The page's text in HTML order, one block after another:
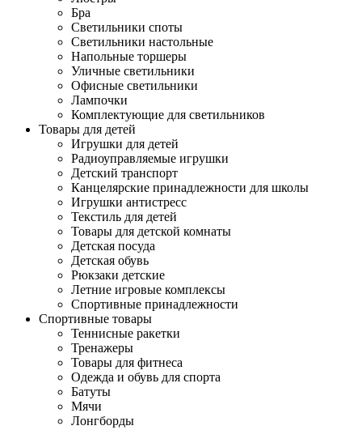
Бра
Светильники споты
Светильники настольные
Напольные торшеры
Уличные светильники
Офисные светильники
Лампочки
Комплектующие для светильников
Товары для детей
Игрушки для детей
Радиоуправляемые игрушки
Детский транспорт
Канцелярские принадлежности для школы
Игрушки антистресс
Текстиль для детей
Товары для детской комнаты
Детская посуда
Детская обувь
Рюкзаки детские
Летние игровые комплексы
Спортивные принадлежности
Спортивные товары
Теннисные ракетки
Тренажеры
Товары для фитнеса
Одежда и обувь для спорта
Батуты
Мячи
Лонгборды